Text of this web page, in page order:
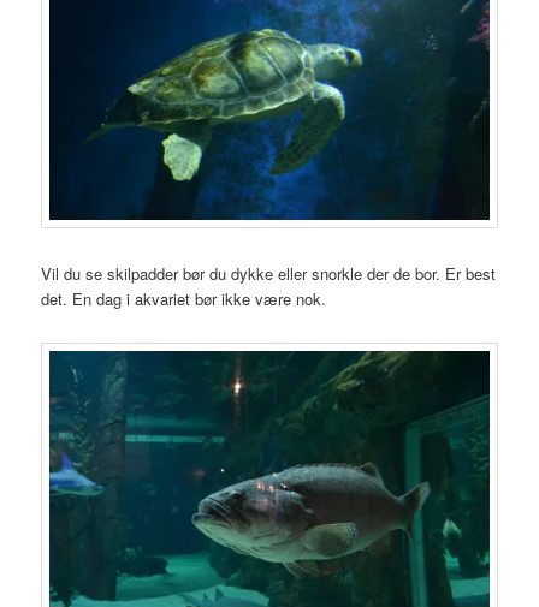
Vil du se skilpadder bør du dykke eller snorkle der de bor. Er best
det. En dag i akvariet bør ikke være nok.